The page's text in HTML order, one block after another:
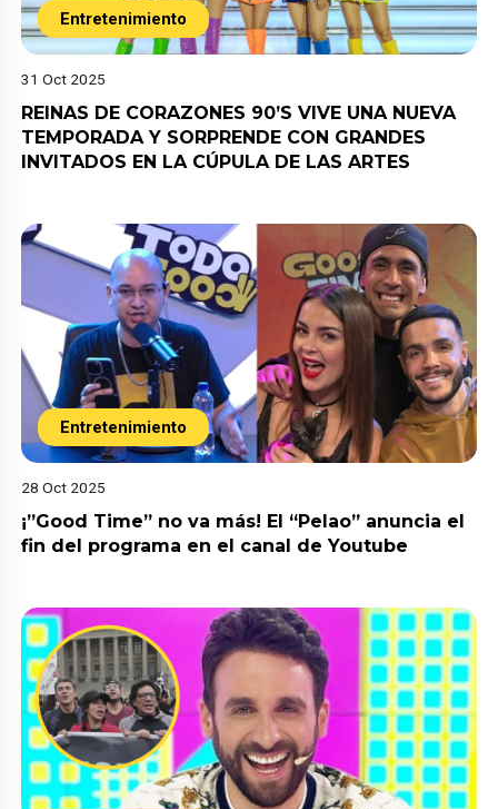
Entretenimiento
31 Oct 2025
REINAS DE CORAZONES 90’S VIVE UNA NUEVA
TEMPORADA Y SORPRENDE CON GRANDES
INVITADOS EN LA CÚPULA DE LAS ARTES
Entretenimiento
28 Oct 2025
¡”Good Time” no va más! El “Pelao” anuncia el
fin del programa en el canal de Youtube